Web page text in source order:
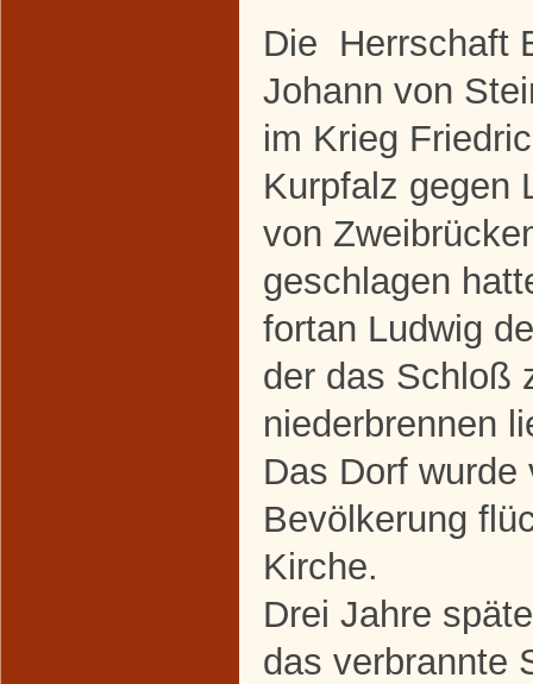
Die Herrschaft
Johann von
im Krieg
Kurpfalz gegen
von
geschlagen
fortan Ludwig
der das Schloß
niederbrennen
Das Dorf
Bevölkerung
Kirche.
Drei Jahre
das verbrannte